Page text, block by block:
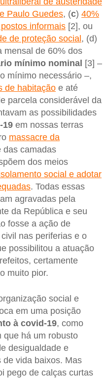
Paulo Guedes, (c) 40%
informais [2], ou
de proteção social , (d)
mensal de 60% dos
mínimo nominal [3] –
mínimo necessário –,
de habitação e até
parcela considerável da
as possibilidades
19 em nossas terras
massacre da
das camadas
dos meios
social e adotar
. Todas essas
agravadas pela
da República e seu
fosse a ação de
nas periferias e o
possibilitou a atuação
certamente
muito pior.
social e
em uma posição
à covid-19, como
que há um robusto
desigualdade e
de vida baixos. Mas
pego de calças curtas